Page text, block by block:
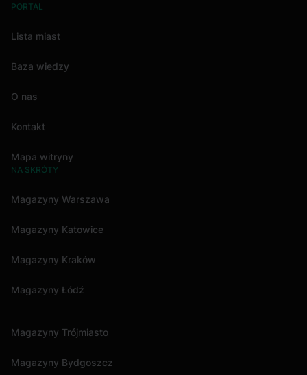
PORTAL
Lista miast
Baza wiedzy
O nas
Kontakt
Mapa witryny
NA SKRÓTY
Magazyny Warszawa
Magazyny Katowice
Magazyny Kraków
Magazyny Łódź
Magazyny Trójmiasto
Magazyny Bydgoszcz